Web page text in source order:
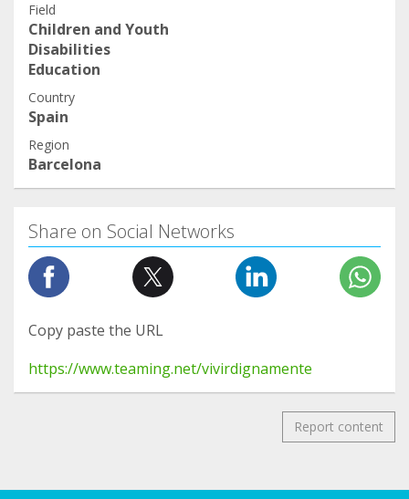
Field
Children and Youth
Disabilities
Education
Country
Spain
Region
Barcelona
Share on Social Networks
Copy paste the URL
https://www.teaming.net/vivirdignamente
Report content